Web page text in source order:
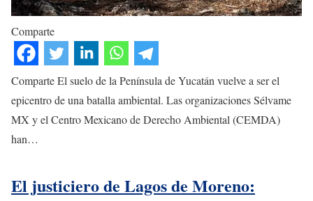
Comparte
Comparte El suelo de la Península de Yucatán vuelve a ser el
epicentro de una batalla ambiental. Las organizaciones Sélvame
MX y el Centro Mexicano de Derecho Ambiental (CEMDA)
han…
El justiciero de Lagos de Moreno: